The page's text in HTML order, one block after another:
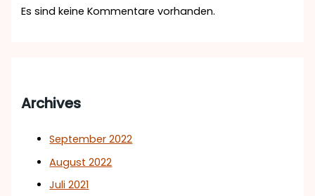
Es sind keine Kommentare vorhanden.
Archives
September 2022
August 2022
Juli 2021